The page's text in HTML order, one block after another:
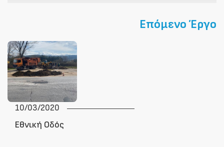
Επόμενο Έργο
10/03/2020
Εθνική Οδός